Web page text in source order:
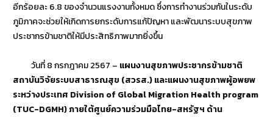
อีกร้อยละ 6.8 ของจำนวนแรงงานทั้งหมด ซึ่งการทำงานร่วมกันในระดับ
ภูมิภาคจะช่วยให้เกิดการยกระดับการแก้ปัญหา และพัฒนาระบบสุขภาพ
ประชากรข้ามชาติให้มีประสิทธิภาพมากยิ่งขึ้น
วันที่ 8 กรกฎาคม 2567 – แผนงานสุขภาพประชากรข้ามชาติ
สถาบันวิจัยระบบสาธารณสุข (สวรส.) และแผนงานสุขภาพผู้อพยพ
ระหว่างประเทศ Division of Global Migration Health program
(TUC-DGMH) ภายใต้ศูนย์ความร่วมมือไทย-สหรัฐฯ ด้าน